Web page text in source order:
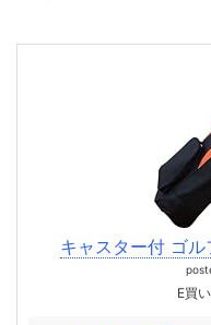
キャスター付 ゴ
E買